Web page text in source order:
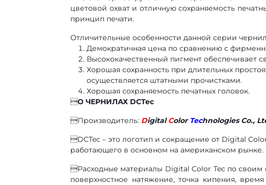
цветовой охват и отличную сохраняемость
принцип печати.
Отличительные особенности данной серии
Демократичная цена по сравнению с
Высококачественный пигмент обеспечивает
Хорошая сохранность при длительных
осуществляется штатными прочистками.
Хорошая сохраняемость печатных головок.
О ЧЕРНИЛАХ DCTec
Производитель: DigitalColor Technologies Co.,
DCTec – это логотип и сокращение от Digital
работающего в основном на американском рынке.
Расходные материалы Digital Color Tec по своим
поверхностное натяжение, точка кипения,